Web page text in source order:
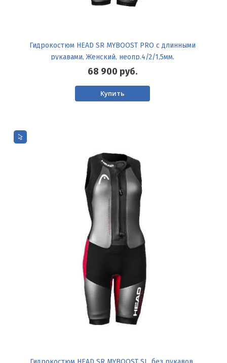
Гидрокостюм HEAD SR MYBOOST PRO с длинными
рукавами, Женский, неопр.4/2/1,5мм.
68 900 руб.
Купить